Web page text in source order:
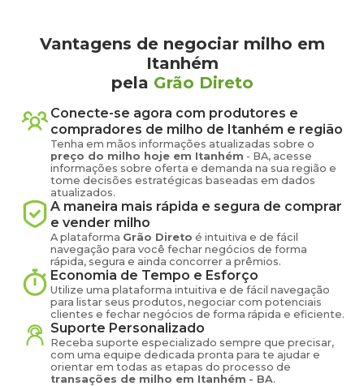
Vantagens de negociar milho em
Itanhém
pela Grão Direto
Conecte-se agora com produtores e
compradores de milho de Itanhém e região
Tenha em mãos informações atualizadas sobre o
preço do milho hoje em Itanhém - BA, acesse
informações sobre oferta e demanda na sua região e
tome decisões estratégicas baseadas em dados
atualizados.
A maneira mais rápida e segura de comprar
e vender milho
A plataforma Grão Direto é intuitiva e de fácil
navegação para você fechar negócios de forma
rápida, segura e ainda concorrer a prêmios.
Economia de Tempo e Esforço
Utilize uma plataforma intuitiva e de fácil navegação
para listar seus produtos, negociar com potenciais
clientes e fechar negócios de forma rápida e eficiente.
Suporte Personalizado
Receba suporte especializado sempre que precisar,
com uma equipe dedicada pronta para te ajudar e
orientar em todas as etapas do processo de
transações de milho em Itanhém - BA.